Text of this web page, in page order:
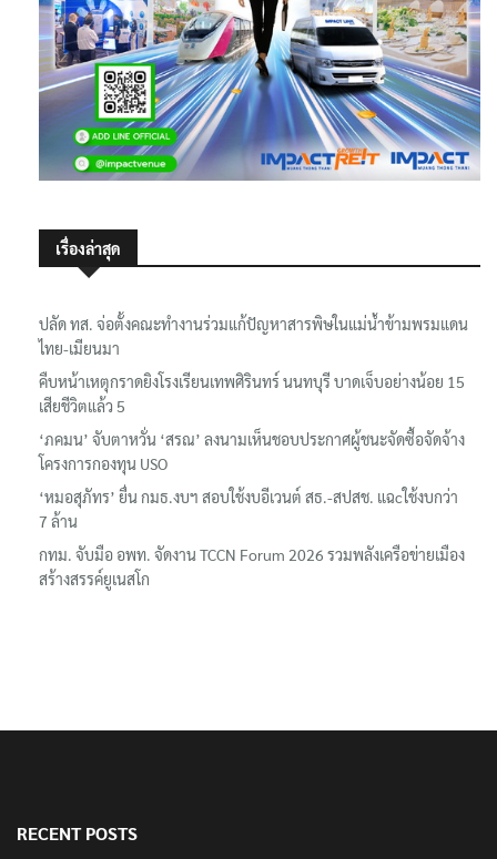
เรื่องล่าสุด
ปลัด ทส. จ่อตั้งคณะทำงานร่วมแก้ปัญหาสารพิษในแม่น้ำข้ามพรมแดน
ไทย-เมียนมา
คืบหน้าเหตุกราดยิงโรงเรียนเทพศิรินทร์ นนทบุรี บาดเจ็บอย่างน้อย 15
เสียชีวิตแล้ว 5
‘ภคมน’ จับตาหวั่น ‘สรณ’ ลงนามเห็นชอบประกาศผู้ชนะจัดซื้อจัดจ้าง
โครงการกองทุน USO
‘หมอสุภัทร’ ยื่น กมธ.งบฯ สอบใช้งบอีเวนต์ สธ.-สปสช. แฉcใช้งบกว่า
7 ล้าน
กทม. จับมือ อพท. จัดงาน TCCN Forum 2026 รวมพลังเครือข่ายเมือง
สร้างสรรค์ยูเนสโก
RECENT POSTS